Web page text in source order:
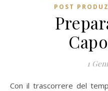
POST
1
Con il trascorrere del tempo, la mia nipotina è diventata